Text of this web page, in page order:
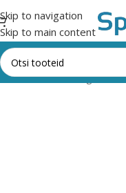
Skip to navigation
Skip to main content
Esileht Kõik kategooriad